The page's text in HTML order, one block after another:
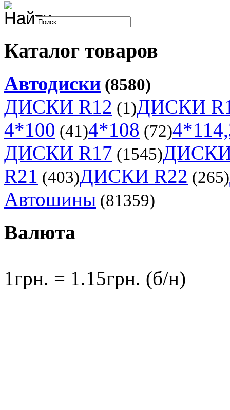
Каталог товаров
Автодиски (8580)
ДИСКИ R12 (1)ДИСКИ
4*100 (41)4*108 (72)
ДИСКИ R17 (1545)ДИСКИ
R21 (403)ДИСКИ R22 (265)
Автошины (81359)
Валюта
1грн. = 1.15грн. (б/н)